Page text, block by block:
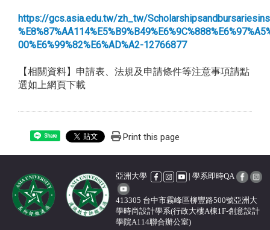
https://gcs.asia.edu.tw/zh_tw/
00%E6%99%82%E6%AD%A2-12766877
【相關資料】申請表、法規及申請條件等注意事項請點
選如上網頁下載
Share Print this page
亞洲大學 | 學系即時QA
413305 台中市霧峰區柳豐路500號亞洲大
學時尚設計學系(行政大樓A棟1F-創意設計
學院A114聯合辦公室)